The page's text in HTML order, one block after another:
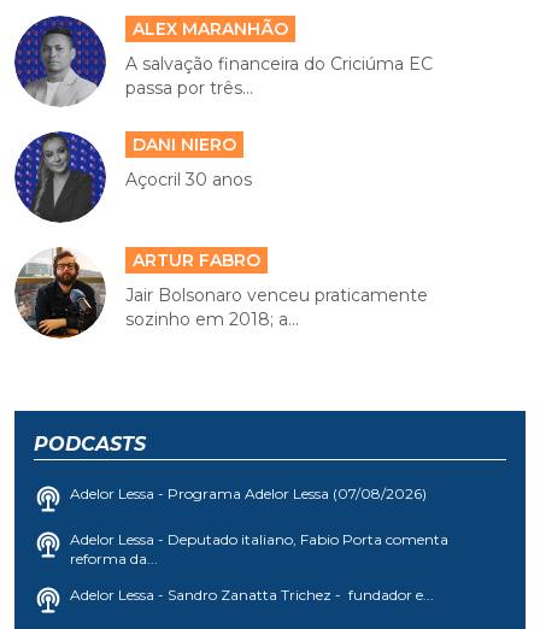
ALEX MARANHÃO
A salvação financeira do Criciúma EC
passa por três...
DANI NIERO
Açocril 30 anos
ARTUR FABRO
Jair Bolsonaro venceu praticamente
sozinho em 2018; a...
PODCASTS
Adelor Lessa - Programa Adelor Lessa (07/08/2026)
Adelor Lessa - Deputado italiano, Fabio Porta comenta
reforma da...
Adelor Lessa - Sandro Zanatta Trichez - fundador e...